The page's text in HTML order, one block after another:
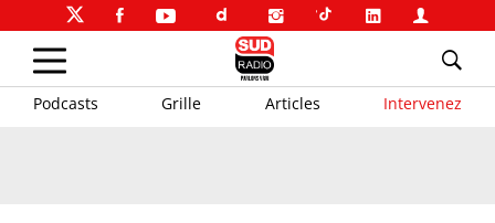
Podcasts Grille Articles Intervenez